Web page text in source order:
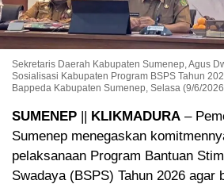
Sekretaris Daerah Kabupaten Sumenep, Agus
Sosialisasi Kabupaten Program BSPS Tahun
Bappeda Kabupaten Sumenep, Selasa (9/6/
SUMENEP || KLIKMADURA –
Sumenep menegaskan
pelaksanaan Program Bantuan
Swadaya (BSPS) Tahun 2026 agar